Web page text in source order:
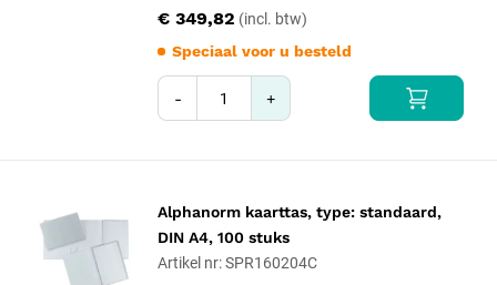
€ 349,82
Speciaal voor u besteld
- +
Alphanorm kaarttas, type: standaard,
DIN A4, 100 stuks
Artikel nr: SPR160204C